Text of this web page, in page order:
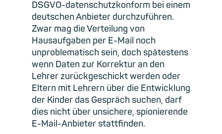
DSGVO-datenschutzkonform bei einem
deutschen Anbieter durchzuführen.
Zwar mag die Verteilung von
Hausaufgaben per E-Mail noch
unproblematisch sein, doch spätestens
wenn Daten zur Korrektur an den
Lehrer zurückgeschickt werden oder
Eltern mit Lehrern über die Entwicklung
der Kinder das Gespräch suchen, darf
dies nicht über unsichere, spionierende
E-Mail-Anbieter stattfinden.